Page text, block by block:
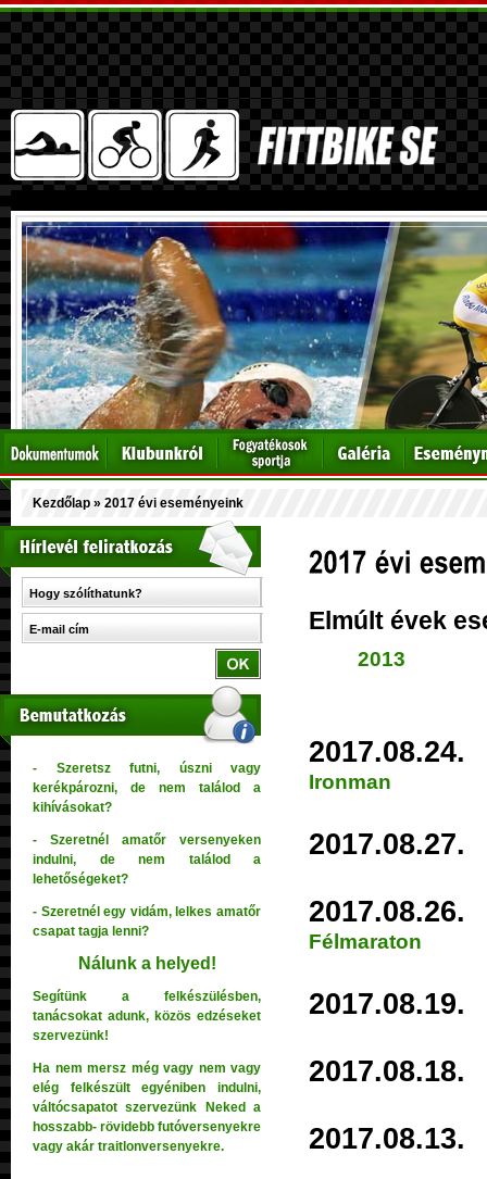
Kezdőlap » 2017 évi eseményeink
- Szeretsz futni, úszni vagy
kerékpározni, de nem találod a
kihívásokat?
- Szeretnél amatőr versenyeken
indulni, de nem találod a
lehetőségeket?
- Szeretnél egy vidám, lelkes amatőr
csapat tagja lenni?
Nálunka helyed!
Segítünk a felkészülésben,
tanácsokat adunk, közös edzéseket
szervezünk!
Ha nem mersz még vagy nem vagy
elég felkészült egyéniben indulni,
váltócsapatot szervezünk Neked a
hosszabb- rövidebb futóversenyekre
vagy akár traitlonversenyekre.
Elmúlt évek
2013
Ironman
Félmaraton